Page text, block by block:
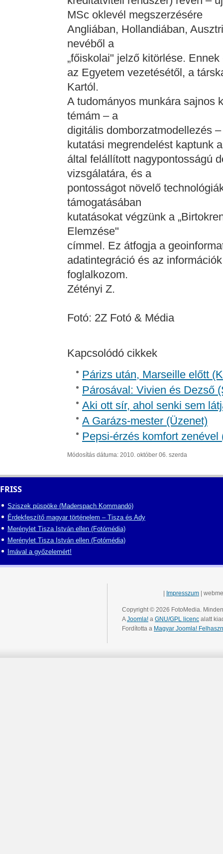
MSc oklevél megszerzésére
Angliában, Hollandiában,
nevéből a
„főiskolai" jelző kitörlése.
az Egyetem vezetésétől, a
Kartól.
A tudományos munkára sajnos
témám – a
digitális domborzatmodellezés
kutatási megrendelést kaptunk
által felállított nagypontosságú
vizsgálatára, és a
pontosságot növelő
támogatásában
kutatásokat végzünk a
Elemzése"
címmel. Ez átfogja a
adatintegráció és az
foglalkozom.
Zétényi Z.
Fotó: 2Z Fotó & Média
Kapcsolódó cikkek
Párizs után, Marseille előtt
Párosával: Vivien és Dezső
Aki ott sír, ahol senki sem
A Garázs-mester (Üzenet)
Pepsi-érzés komfort zenével
Módosítás dátuma: 2010. október 06. szerda
FRISS
Sziszek püspöke (Maderspach Kommandó)
Érdekfeszítő magyar történelem – Tisza és Ady
Merénylet Tisza István ellen (Fotómédia)
Merénylet Tisza István ellen (Fotómédia)
Imával a győzelemért!
Impresszum |
Copyright © 2026 FotoMedia.
AJoomla! a GNU/GPL licenc alatt
Fordította a Magyar Joomla!